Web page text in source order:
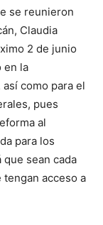
se reunieron
Claudia
2 de junio
en la
como para el
pues
al
para los
que sean cada
tengan acceso a